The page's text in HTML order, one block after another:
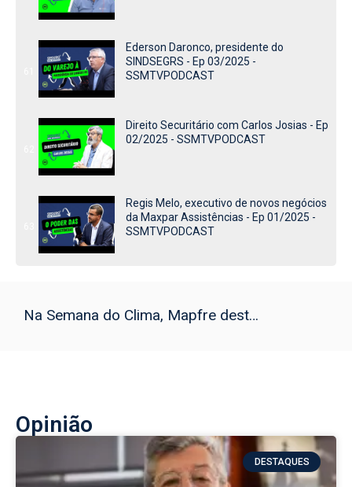
Ederson Daronco, presidente do
SINDSEGRS - Ep 03/2025 -
SSMTVPODCAST
Direito Securitário com Carlos Josias - Ep
02/2025 - SSMTVPODCAST
Regis Melo, executivo de novos negócios
da Maxpar Assistências - Ep 01/2025 -
SSMTVPODCAST
Opinião
DESTAQUES